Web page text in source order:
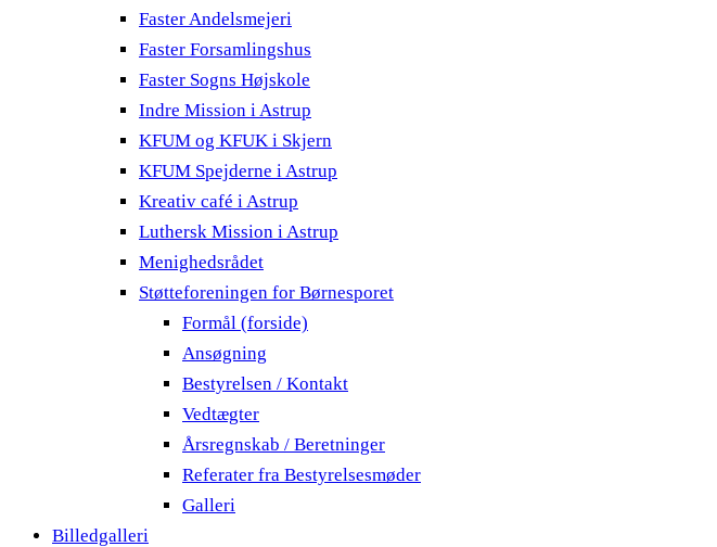
Faster Andelsmejeri
Faster Forsamlingshus
Faster Sogns Højskole
Indre Mission i Astrup
KFUM og KFUK i Skjern
KFUM Spejderne i Astrup
Kreativ café i Astrup
Luthersk Mission i Astrup
Menighedsrådet
Støtteforeningen for Børnesporet
Formål (forside)
Ansøgning
Bestyrelsen / Kontakt
Vedtægter
Årsregnskab / Beretninger
Referater fra Bestyrelsesmøder
Galleri
Billedgalleri